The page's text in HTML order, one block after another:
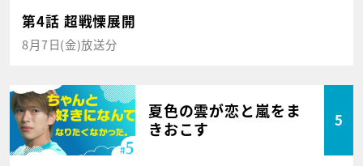
第4話 超戦慄展開
8月7日(金)放送分
夏色の雲が恋と嵐をま
きおこす
5